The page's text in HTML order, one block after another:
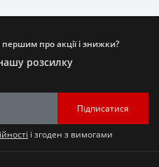
першим про акції і знижки?
розсилку
Підписатися
і згоден з вимогами